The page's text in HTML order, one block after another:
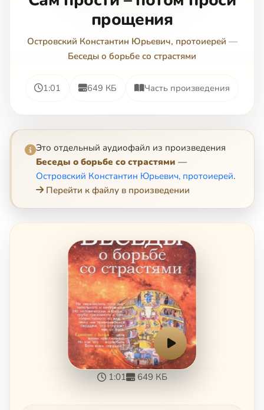
прощения
Островский Константин Юрьевич, протоиерей —
Беседы о борьбе со страстями
1:01 649 КБ Часть произведения
Это отдельный аудиофайл из произведения
Беседы о борьбе со страстями —
Островский Константин Юрьевич, протоиерей.
Перейти к файлу в произведении
1:01 649 КБ